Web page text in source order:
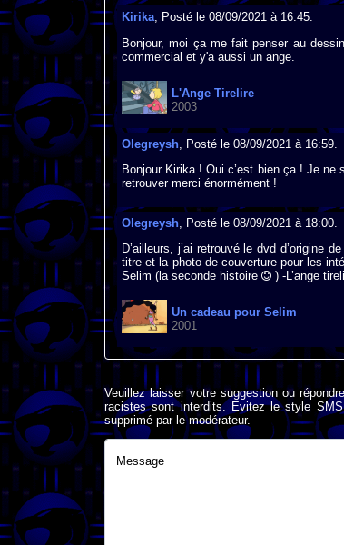
Kirika, Posté le 08/09/2021 à 16:45.
Bonjour, moi ça me fait penser au
commercial et y'a aussi un ange.
L'Ange Tirelire
2003
Olegreysh, Posté le 08/09/2021 à 16:59.
Bonjour Kirika ! Oui c’est bien ça ! Je
retrouver merci énormément !
Olegreysh, Posté le 08/09/2021 à 18:00.
D’ailleurs, j’ai retrouvé le dvd d’origine
titre et la photo de couverture pour les
Selim (la seconde histoire
) -L’ange
Un cadeau pour Selim
2001
Veuillez laisser votre suggestion ou
racistes sont interdits. Evitez le style
supprimé par le modérateur.
Message